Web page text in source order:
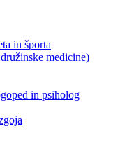
in športa
medicine)
in psiholog